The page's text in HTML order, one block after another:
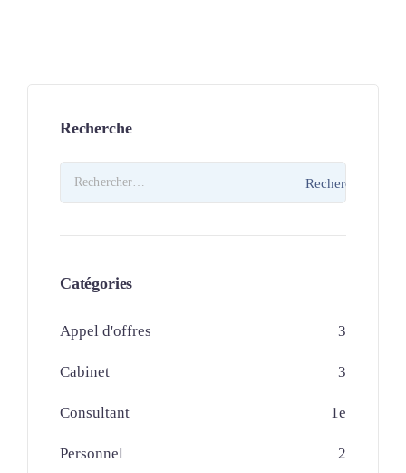
Recherche
Catégories
Appel d'offres 3
Cabinet 3
Consultant e
1
Personnel 2